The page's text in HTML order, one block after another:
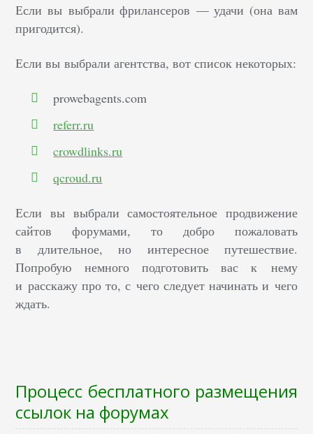
Если вы выбрали фрилансеров — удачи (она вам
пригодится).
Если вы выбрали агентства, вот список некоторых:
prowebagents.com
referr.ru
crowdlinks.ru
qcroud.ru
Если вы выбрали самостоятельное продвижение
сайтов форумами, то добро пожаловать
в длительное, но интересное путешествие.
Попробую немного подготовить вас к нему
и расскажу про то, с чего следует начинать и чего
ждать.
Процесс бесплатного размещения
ссылок на форумах